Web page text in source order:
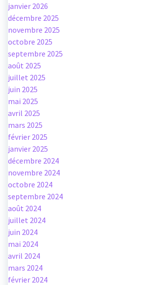
janvier 2026
décembre 2025
novembre 2025
octobre 2025
septembre 2025
août 2025
juillet 2025
juin 2025
mai 2025
avril 2025
mars 2025
février 2025
janvier 2025
décembre 2024
novembre 2024
octobre 2024
septembre 2024
août 2024
juillet 2024
juin 2024
mai 2024
avril 2024
mars 2024
février 2024